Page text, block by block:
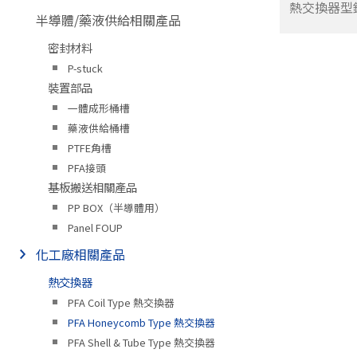
半導體/藥液供給相關產品
密封材料
P-stuck
裝置部品
一體成形桶槽
藥液供給桶槽
PTFE角槽
PFA接頭
基板搬送相關產品
PP BOX（半導體用）
Panel FOUP
化工廠相關產品
熱交換器
PFA Coil Type 熱交換器
PFA Honeycomb Type 熱交換器
PFA Shell & Tube Type 熱交換器
熱交換器型